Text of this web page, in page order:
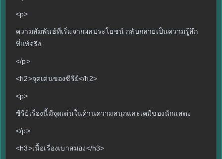
<p>
ความสัมพันธ์ที่เริ่มจากผลประโยชน์ กลับกลายเป็นความรู้สึก
ที่แท้จริง
</p>
<h2>จุดเด่นของซีรีย์</h2>
<p>
ซีรีย์เรื่องนี้มีจุดเด่นในด้านความสนุกและเคมีของนักแสดง
</p>
<h3>เนื้อเรื่องเบาสมอง</h3>